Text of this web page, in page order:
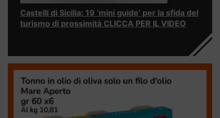
Castelli di Sicilia: 19 ‘mini guide’ per la sfida del
turismo di prossimità CLICCA PER IL VIDEO